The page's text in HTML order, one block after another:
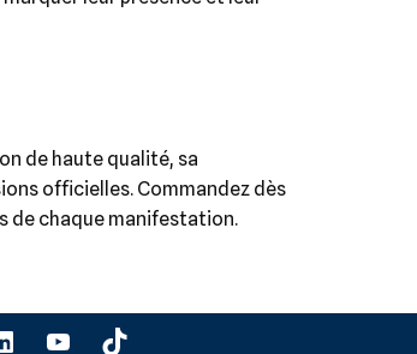
de haute qualité, sa
officielles. Commandez dès
de chaque manifestation.